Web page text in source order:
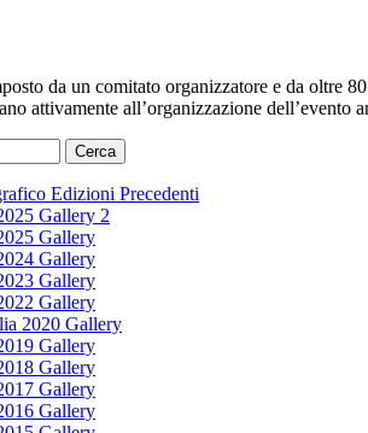
da un comitato organizzatore e da oltre
attivamente all’organizzazione
Edizioni Precedenti
Gallery 2
Gallery
Gallery
Gallery
Gallery
2020 Gallery
Gallery
Gallery
Gallery
Gallery